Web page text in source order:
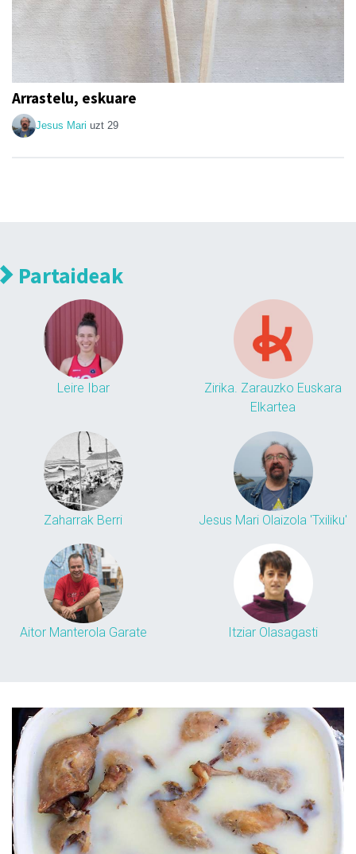
Arrastelu, eskuare
Jesus Mari uzt 29
Partaideak
Leire Ibar
Zirika. Zarauzko Euskara
Elkartea
Zaharrak Berri Jesus Mari Olaizola 'Txiliku'
Aitor Manterola Garate Itziar Olasagasti